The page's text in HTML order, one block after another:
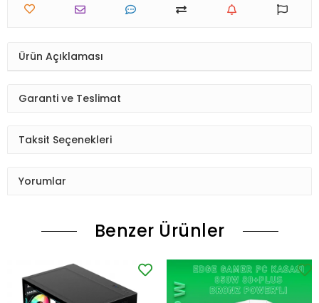
Ürün Açıklaması
Garanti ve Teslimat
Taksit Seçenekleri
Yorumlar
Benzer Ürünler